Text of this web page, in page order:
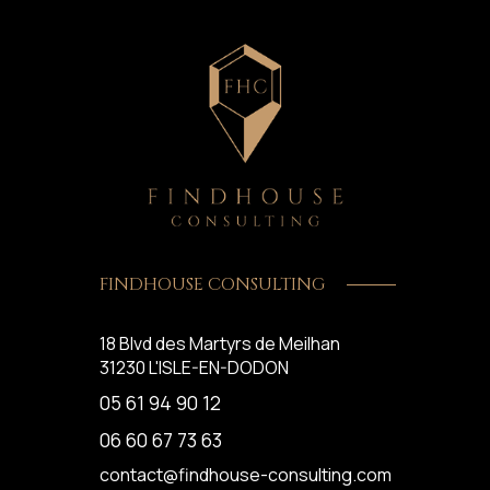
FINDHOUSE CONSULTING
18 Blvd des Martyrs de Meilhan
31230L'ISLE-EN-DODON
05 61 94 90 12
06 60 67 73 63
contact@findhouse-consulting.com